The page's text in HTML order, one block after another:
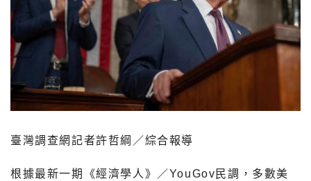
臺灣調查網記者許哲綱／綜合報導
根據最新一期《經濟學人》／YouGov民調，多數美